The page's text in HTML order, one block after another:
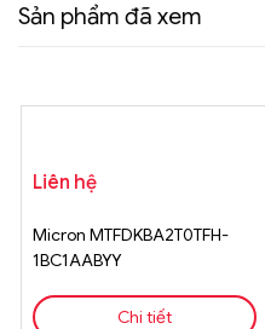
Sản phẩm đã xem
Liên hệ
Micron MTFDKBA2T0TFH-
1BC1AABYY
Chi tiết